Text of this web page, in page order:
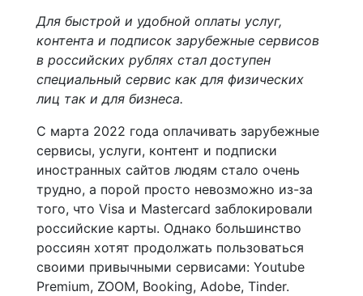
Для быстрой и удобной оплаты услуг,
контента и подписок зарубежные сервисов
в российских рублях стал доступен
специальный сервис как для физических
лиц так и для бизнеса.
С марта 2022 года оплачивать зарубежные
сервисы, услуги, контент и подписки
иностранных сайтов людям стало очень
трудно, а порой просто невозможно из-за
того, что Visa и Mastercard заблокировали
российские карты. Однако большинство
россиян хотят продолжать пользоваться
своими привычными сервисами: Youtube
Premium, ZOOM, Booking, Adobe, Tinder.